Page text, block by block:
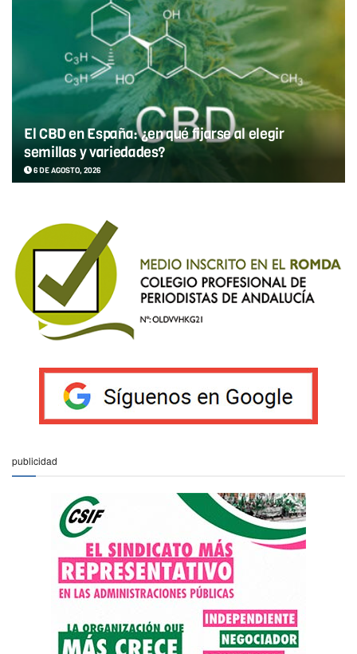
El CBD en España: ¿en qué fijarse al elegir
semillas y variedades?
6 DE AGOSTO, 2026
publicidad